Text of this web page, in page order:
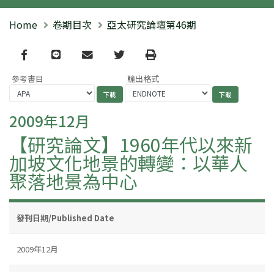
Home 卷期目次 亞太研究論壇第46期
Facebook
line email TwitterPrint
參考書目 輸出格式
2009年12月
【研究論文】1960年代以來新
加坡文化地景的轉變：以華人
聚落地景為中心
發刊日期/Published Date
2009年12月